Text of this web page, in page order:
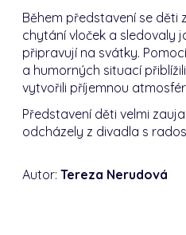
Během představení se děti
chytání vloček a sledovaly
připravují na svátky.
a humorných situací
vytvořili příjemnou
Představení děti velmi
odcházely z divadla s
Autor:Tereza Nerudová